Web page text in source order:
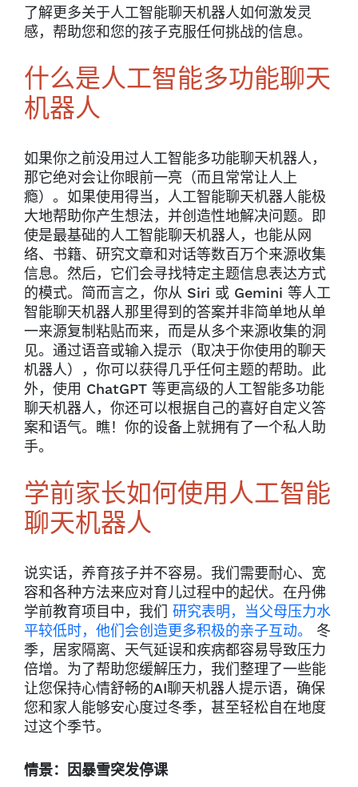
了解更多关于人工智能聊天机器人如何激发灵
感，帮助您和您的孩子克服任何挑战的信息。
什么是人工智能多功能聊天
机器人
如果你之前没用过人工智能多功能聊天机器人，
那它绝对会让你眼前一亮（而且常常让人上
瘾）。如果使用得当，人工智能聊天机器人能极
大地帮助你产生想法，并创造性地解决问题。即
使是最基础的人工智能聊天机器人，也能从网
络、书籍、研究文章和对话等数百万个来源收集
信息。然后，它们会寻找特定主题信息表达方式
的模式。简而言之，你从 Siri 或 Gemini 等人工
智能聊天机器人那里得到的答案并非简单地从单
一来源复制粘贴而来，而是从多个来源收集的洞
见。通过语音或输入提示（取决于你使用的聊天
机器人），你可以获得几乎任何主题的帮助。此
外，使用 ChatGPT 等更高级的人工智能多功能
聊天机器人，你还可以根据自己的喜好自定义答
案和语气。瞧！你的设备上就拥有了一个私人助
手。
学前家长如何使用人工智能
聊天机器人
说实话，养育孩子并不容易。我们需要耐心、宽
容和各种方法来应对育儿过程中的起伏。在丹佛
学前教育项目中，我们 研究表明，当父母压力水
平较低时，他们会创造更多积极的亲子互动。
冬
季，居家隔离、天气延误和疾病都容易导致压力
倍增。为了帮助您缓解压力，我们整理了一些能
让您保持心情舒畅的AI聊天机器人提示语，确保
您和家人能够安心度过冬季，甚至轻松自在地度
过这个季节。
情景：因暴雪突发停课